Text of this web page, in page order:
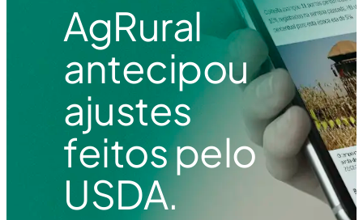
AgRural
antecipou
ajustes
feitos pelo
USDA.